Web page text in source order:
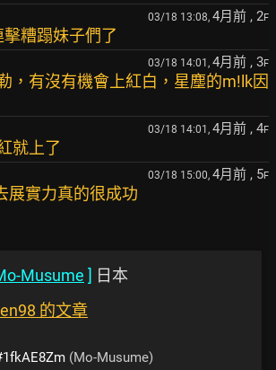
03/18 13:08, 4月前 , 2F
糟蹋妹子們了
03/18 14:01, 4月前 , 3F
，有沒有機會上紅白，星塵的m!lk因
03/18 14:01, 4月前 , 4F
就上了
03/18 15:00, 4月前 , 5F
展實力真的很成功
Musume ] 日本
的文章
(Mo-Musume)